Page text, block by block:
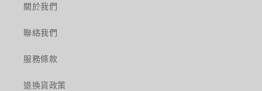
關於我們
聯絡我們
服務條款
退換貨政策